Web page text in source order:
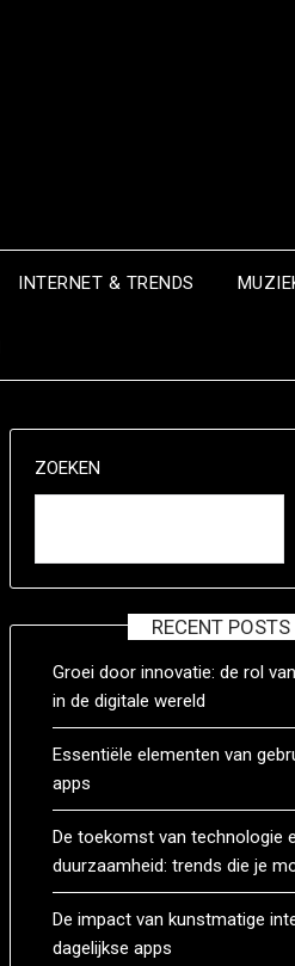
INTERNET & TRENDS
ZOEKEN
RECENT POSTS
Groei door innovatie: de rol
in de digitale wereld
Essentiële elementen van
apps
De toekomst van technologie
duurzaamheid: trends die je
De impact van kunstmatige
dagelijkse apps